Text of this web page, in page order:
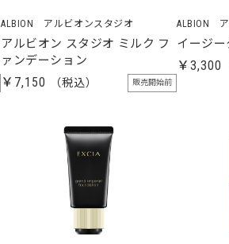
ALBION アルビオンスタジオ
アルビオン スタジオ ミルク フ
ァンデーション
￥7,150 販売開始前
ALBION
イージー
￥3,300